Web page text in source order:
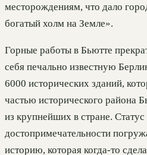
месторождениям, что дало
богатый холм на Земле».
Горные работы в Бьютте
себя печально известную
6000 исторических зданий,
частью исторического района
из крупнейших в стране.
достопримечательности
историю, которая когда-то